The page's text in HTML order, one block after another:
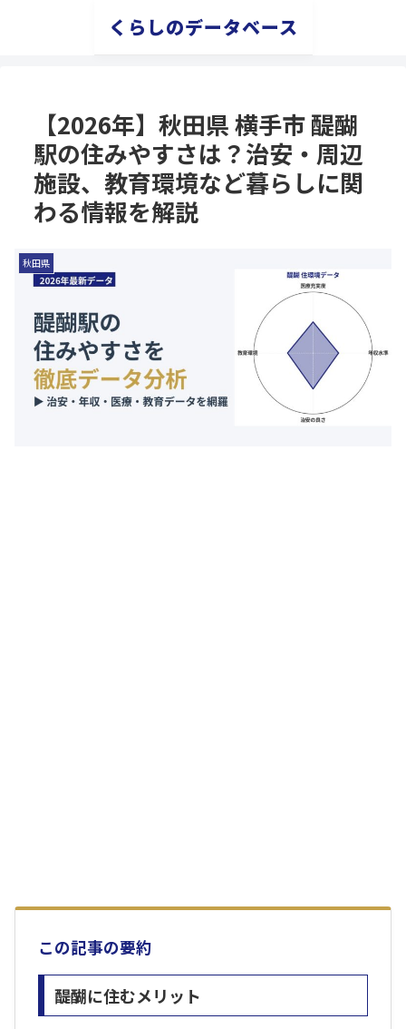
くらしのデータベース
【2026年】秋田県 横手市 醍醐
駅の住みやすさは？治安・周辺
施設、教育環境など暮らしに関
わる情報を解説
秋田県
この記事の要約
醍醐に住むメリット